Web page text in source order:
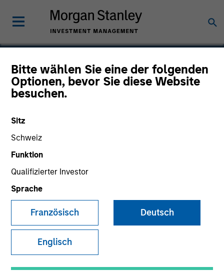
Bitte wählen Sie eine der folgenden
Optionen, bevor Sie diese Website
besuchen.
Sitz
Schweiz
Funktion
Qualifizierter Investor
Sprache
Französisch Deutsch
Englisch
ThruPoint
SECTOR